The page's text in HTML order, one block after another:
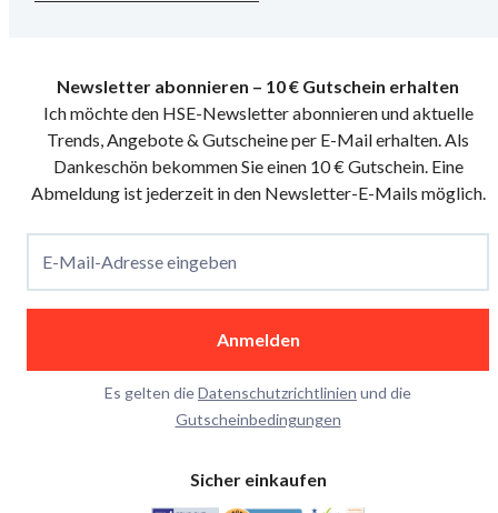
Newsletter abonnieren – 10 € Gutschein erhalten
Ich möchte den HSE-Newsletter abonnieren und aktuelle
Trends, Angebote & Gutscheine per E-Mail erhalten. Als
Dankeschön bekommen Sie einen 10 € Gutschein. Eine
Abmeldung ist jederzeit in den Newsletter-E-Mails möglich.
E-Mail-Adresse eingeben
Anmelden
Es gelten dieDatenschutzrichtlinien und die
Gutscheinbedingungen
Sicher einkaufen